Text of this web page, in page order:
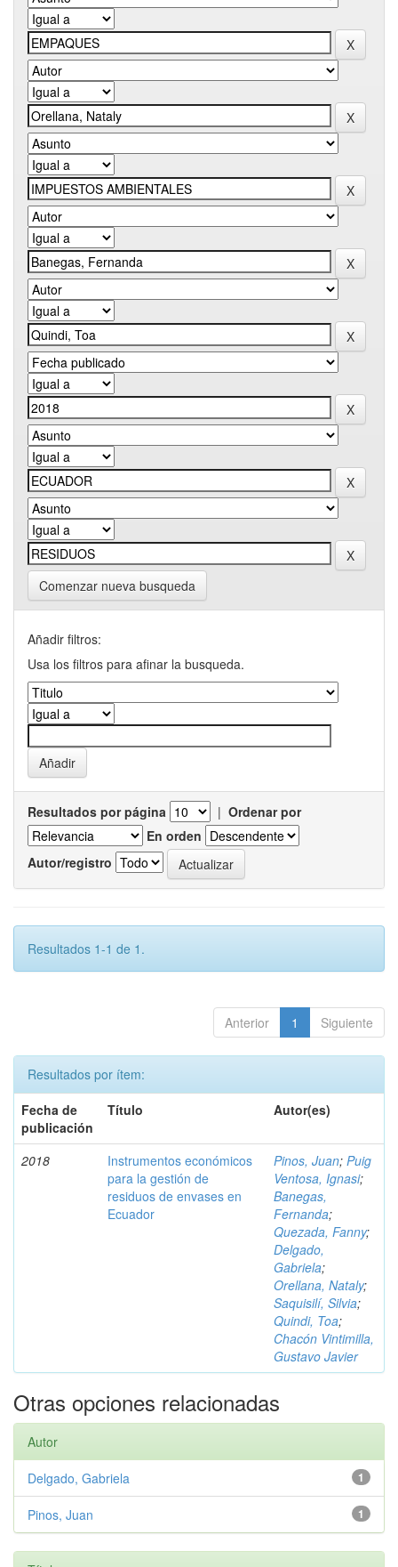
Comenzar nueva busqueda
Añadir filtros:
Usa los filtros para afinar la busqueda.
Resultados por página | Ordenar por
En orden
Autor/registro
Resultados 1-1 de 1.
Anterior 1 Siguiente
Resultados por ítem:
Fecha de
publicación
Título Autor(es)
2018
Instrumentos económicos
para la gestión de
residuos de envases en
Ecuador
Pinos, Juan; Puig
Ventosa, Ignasi;
Banegas,
Fernanda;
Quezada, Fanny;
Delgado,
Gabriela;
Orellana, Nataly;
Saquisilí, Silvia;
Quindi, Toa;
Chacón Vintimilla,
Gustavo Javier
Otras opciones relacionadas
Autor
1
Delgado, Gabriela
1
Pinos, Juan